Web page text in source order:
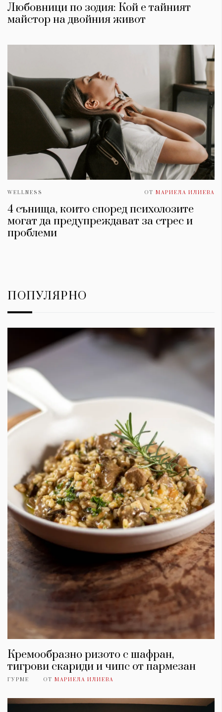
Любовници по зодия: Кой е тайният
майстор на двойния живот
WELLNESS ОТ МАРИЕЛА ИЛИЕВА
4 сънища, които според психолозите
могат да предупреждават за стрес и
проблеми
ПОПУЛЯРНО
Кремообразно ризото с шафран,
тигрови скариди и чипс от пармезан
ГУРМЕ ОТ МАРИЕЛА ИЛИЕВА